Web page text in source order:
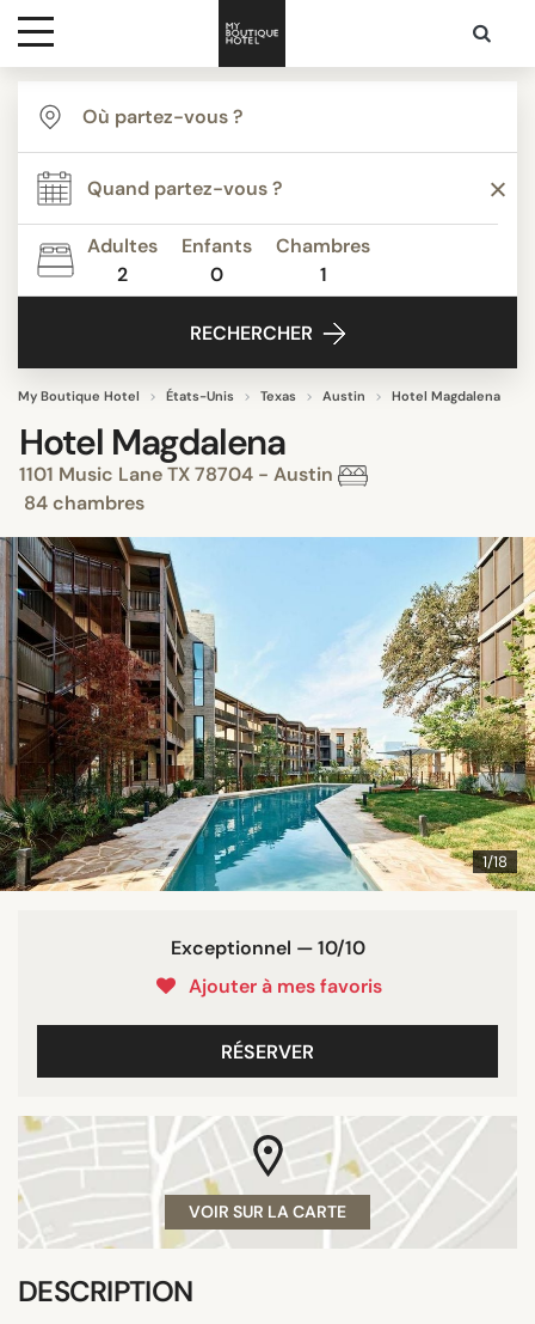
Destinations
Inspiration
Media
Adultes
2
Enfants
0
Chambres
1
RECHERCHER
My Boutique Hotel États-Unis Texas Austin Hotel Magdalena
Hotel Magdalena
1101 Music Lane TX 78704 - Austin
84 chambres
1/18
Exceptionnel — 10/10
Ajouter à mes favoris
RÉSERVER
VOIR SUR LA CARTE
DESCRIPTION